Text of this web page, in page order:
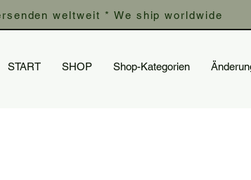
weltweit * We ship worldwide
START SHOP Shop-Kategorien